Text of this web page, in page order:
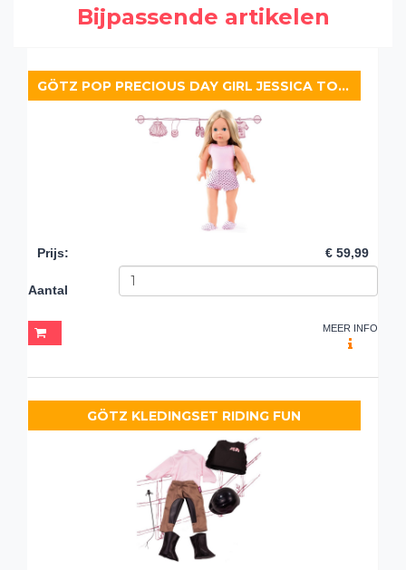
Bijpassende artikelen
GÖTZ POP PRECIOUS DAY GIRL JESSICA TO DRESS
Prijs: € 59,99
Aantal
MEER INFO
GÖTZ KLEDINGSET RIDING FUN